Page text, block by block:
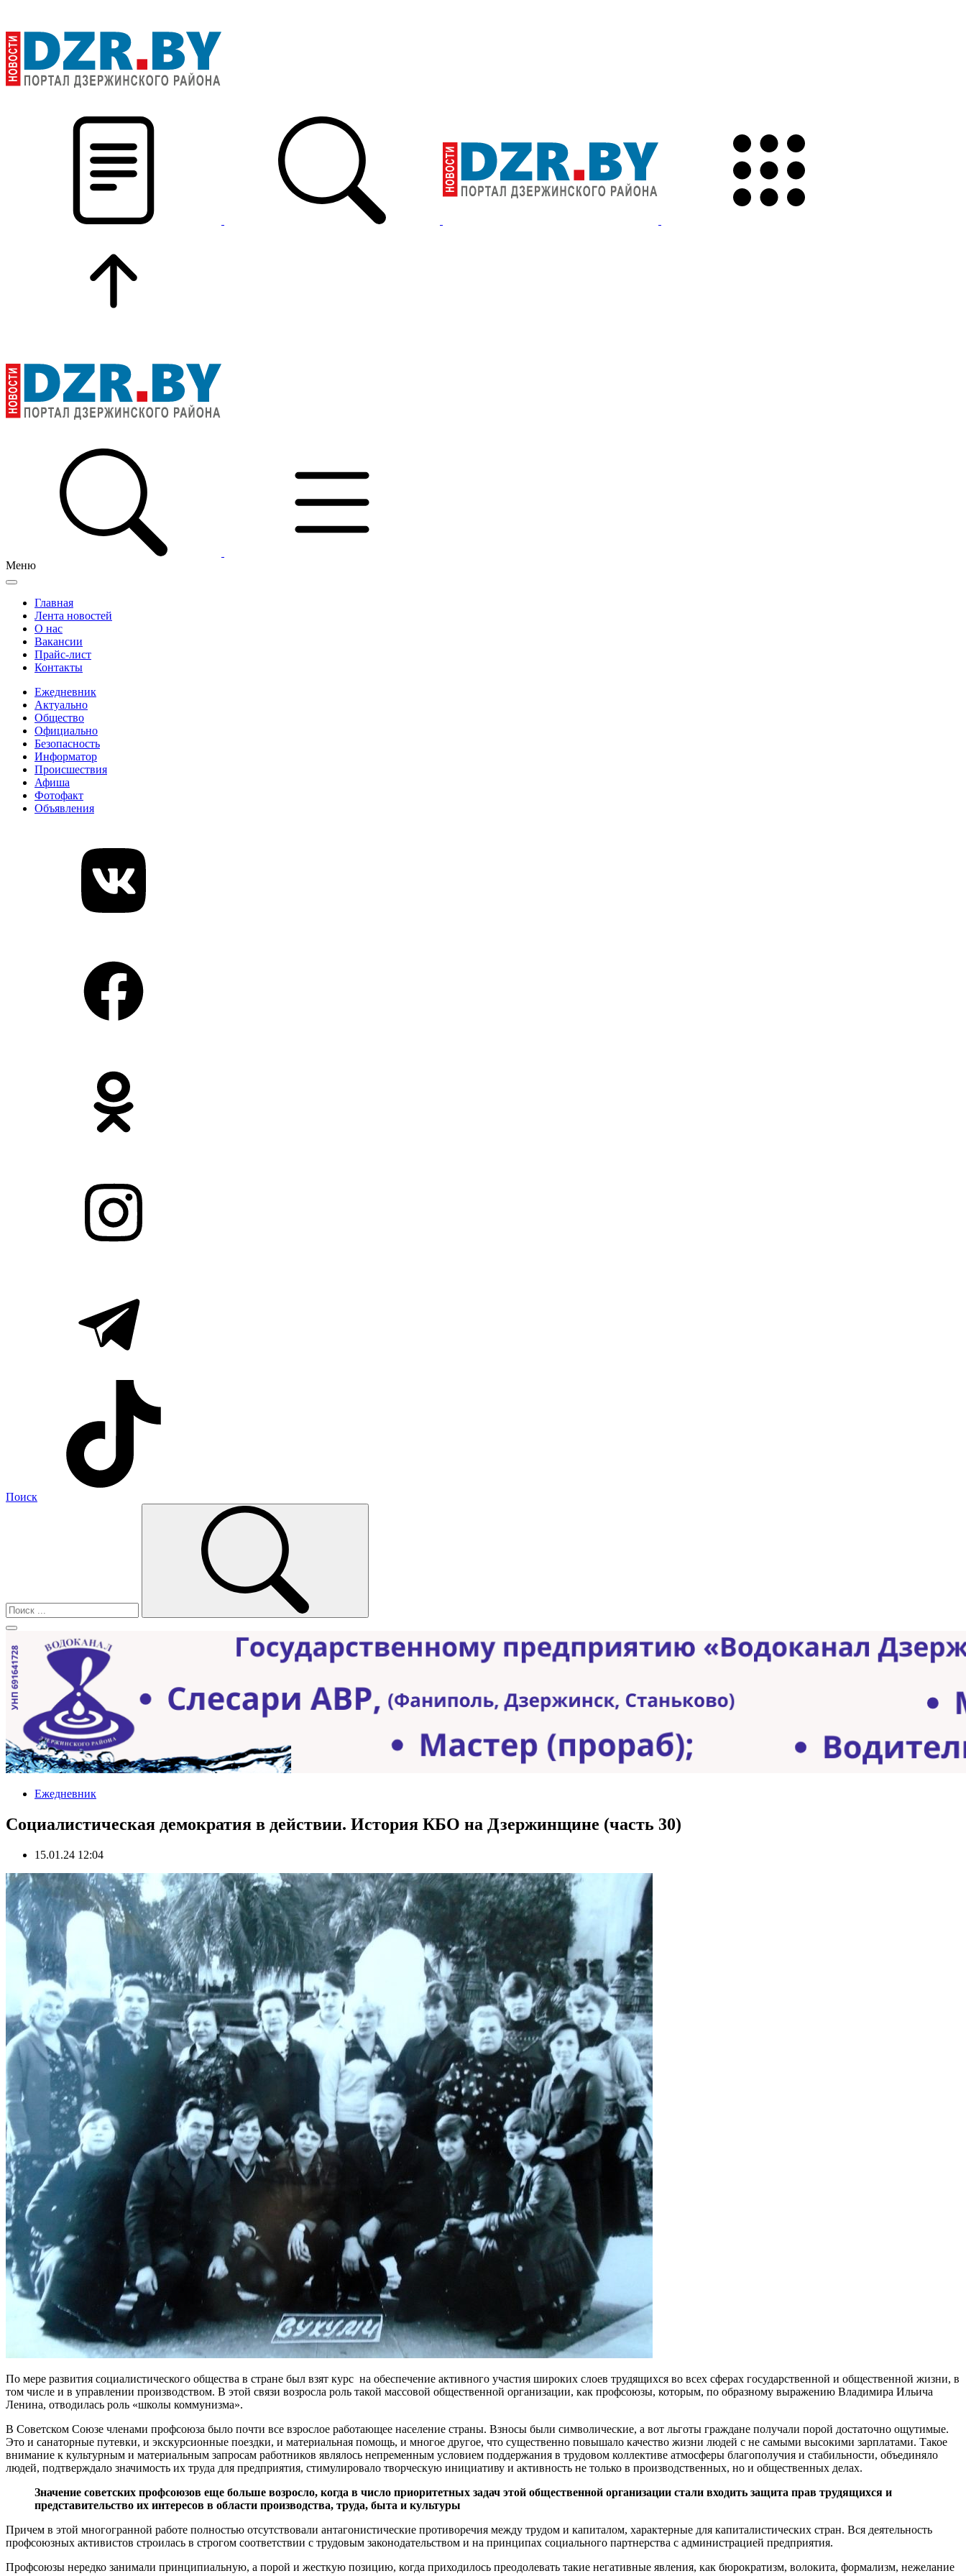
Меню
Главная
Лента новостей
О нас
Вакансии
Прайс-лист
Контакты
Ежедневник
Актуально
Общество
Официально
Безопасность
Информатор
Происшествия
Афиша
Фотофакт
Объявления
Поиск
Ежедневник
Социалистическая демократия в действии. История КБО на Дзержинщине (часть 30)
15.01.24 12:04
По мере развития социалистического общества в стране был взят курс на обеспечение активного участия широких слоев трудящихся во всех сферах государственной и общественной жизни, в
том числе и в управлении производством. В этой связи возросла роль такой массовой общественной организации, как профсоюзы, которым, по образному выражению Владимира Ильича
Ленина, отводилась роль «школы коммунизма».
В Советском Союзе членами профсоюза было почти все взрослое работающее население страны. Взносы были символические, а вот льготы граждане получали порой достаточно ощутимые.
Это и санаторные путевки, и экскурсионные поездки, и материальная помощь, и многое другое, что существенно повышало качество жизни людей с не самыми высокими зарплатами. Такое
внимание к культурным и материальным запросам работников являлось непременным условием поддержания в трудовом коллективе атмосферы благополучия и стабильности, объединяло
людей, подтверждало значимость их труда для предприятия, стимулировало творческую инициативу и активность не только в производственных, но и общественных делах.
Значение советских профсоюзов еще больше возросло, когда в число приоритетных задач этой общественной организации стали входить защита прав трудящихся и
представительство их интересов в области производства, труда, быта и культуры
Причем в этой многогранной работе полностью отсутствовали антагонистические противоречия между трудом и капиталом, характерные для капиталистических стран. Вся деятельность
профсоюзных активистов строилась в строгом соответствии с трудовым законодательством и на принципах социального партнерства с администрацией предприятия.
Профсоюзы нередко занимали принципиальную, а порой и жесткую позицию, когда приходилось преодолевать такие негативные явления, как бюрократизм, волокита, формализм, нежелание